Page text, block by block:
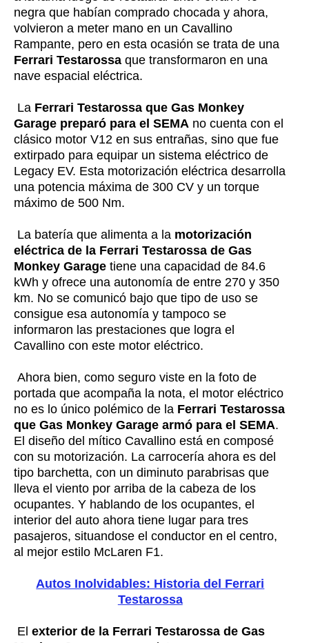
negra que habían comprado chocada y ahora,
volvieron a meter mano en un Cavallino
Rampante, pero en esta ocasión se trata de una
Ferrari Testarossa que transformaron en una
nave espacial eléctrica.
La Ferrari Testarossa que Gas Monkey
Garage preparó para el SEMA no cuenta con el
clásico motor V12 en sus entrañas, sino que fue
extirpado para equipar un sistema eléctrico de
Legacy EV. Esta motorización eléctrica desarrolla
una potencia máxima de 300 CV y un torque
máximo de 500 Nm.
La batería que alimenta a la motorización
eléctrica de la Ferrari Testarossa de Gas
Monkey Garage tiene una capacidad de 84.6
kWh y ofrece una autonomía de entre 270 y 350
km. No se comunicó bajo que tipo de uso se
consigue esa autonomía y tampoco se
informaron las prestaciones que logra el
Cavallino con este motor eléctrico.
Ahora bien, como seguro viste en la foto de
portada que acompaña la nota, el motor eléctrico
no es lo único polémico de la Ferrari Testarossa
que Gas Monkey Garage armó para el SEMA.
El diseño del mítico Cavallino está en composé
con su motorización. La carrocería ahora es del
tipo barchetta, con un diminuto parabrisas que
lleva el viento por arriba de la cabeza de los
ocupantes. Y hablando de los ocupantes, el
interior del auto ahora tiene lugar para tres
pasajeros, situandose el conductor en el centro,
al mejor estilo McLaren F1.
Autos Inolvidables: Historia del Ferrari
Testarossa
El exterior de la Ferrari Testarossa de Gas